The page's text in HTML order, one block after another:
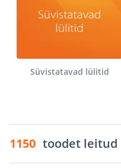
Süvistatavad lülitid
1150 toodet leitud